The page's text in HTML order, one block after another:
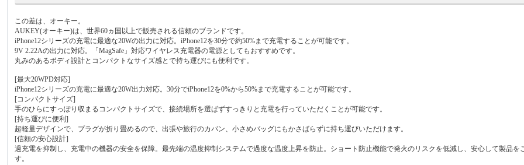
この差は、オーキー。
AUKEY(オーキー)は、世界60ヵ国以上で販売される信頼のブランドです。
iPhone12シリーズの充電に最適な20Wの出力に対応。iPhone12を30分で約50%まで充電することが可能です。
9V 2.22Aの出力に対応。「MagSafe」対応ワイヤレス充電器の電源としてもおすすめです。
丸みのあるボディ設計とコンパクトなサイズ感とで持ち運びにも便利です。
[最大20WPD対応]
iPhone12シリーズの充電に最適な20W出力対応。30分でiPhone12を0%から50%まで充電することが可能です。
[コンパクトサイズ]
手のひらにすっぽり収まるコンパクトサイズで、接続場所を選ばずすっきりと充電を行っていただくことが可能です。
[持ち運びに便利]
超軽量デザインで、プラグが折り畳めるので、出張や旅行のカバン、小さめバッグにもかさばらずに持ち運びいただけます。
[信頼の安心設計]
過充電を抑制し、充電中の機器の安全を保障。最先端の温度抑制システムで過度な温度上昇を防止。ショート防止機能で発火のリスクを低減し、安心して製品を
す。